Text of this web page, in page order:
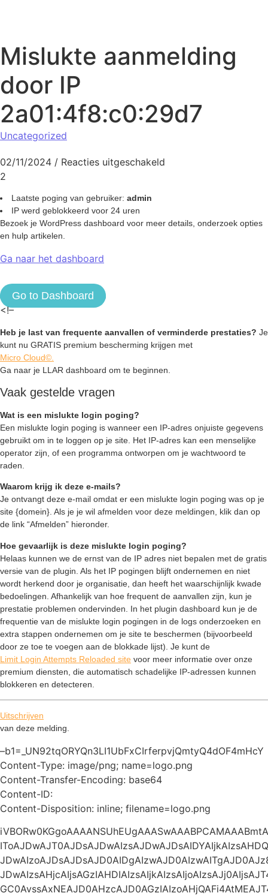
Mislukte aanmelding
door IP
2a01:4f8:c0:29d7
Uncategorized
02/11/2024 / Reacties uitgeschakeld
2
Laatste poging van gebruiker: admin
IP werd geblokkeerd voor 24 uren
Bezoek je WordPress dashboard voor meer details, onderzoek opties
en hulp artikelen.
Ga naar het dashboard
Go to Dashboard
<!–
Heb je last van frequente aanvallen of verminderde prestaties? Je
kunt nu GRATIS premium bescherming krijgen met
Micro Cloud©.
Ga naar je LLAR dashboard om te beginnen.
Vaak gestelde vragen
Wat is een mislukte login poging?
Een mislukte login poging is wanneer een IP-adres onjuiste gegevens
gebruikt om in te loggen op je site. Het IP-adres kan een menselijke
operator zijn, of een programma ontworpen om je wachtwoord te
raden.
Waarom krijg ik deze e-mails?
Je ontvangt deze e-mail omdat er een mislukte login poging was op je
site {domein}. Als je je wil afmelden voor deze meldingen, klik dan op
de link “Afmelden” hieronder.
Hoe gevaarlijk is deze mislukte login poging?
Helaas kunnen we de ernst van de IP adres niet bepalen met de gratis
versie van de plugin. Als het IP pogingen blijft ondernemen en niet
wordt herkend door je organisatie, dan heeft het waarschijnlijk kwade
bedoelingen. Afhankelijk van hoe frequent de aanvallen zijn, kun je
prestatie problemen ondervinden. In het plugin dashboard kun je de
frequentie van de mislukte login pogingen in de logs onderzoeken en
extra stappen ondernemen om je site te beschermen (bijvoorbeeld
door ze toe te voegen aan de blokkade lijst). Je kunt de
Limit Login Attempts Reloaded site voor meer informatie over onze
premium diensten, die automatisch schadelijke IP-adressen kunnen
blokkeren en detecteren.
Uitschrijven
van deze melding.
–b1=_UN92tqORYQn3LI1UbFxCIrferpvjQmtyQ4dOF4mHcY
Content-Type: image/png; name=logo.png
Content-Transfer-Encoding: base64
Content-ID:
Content-Disposition: inline; filename=logo.png